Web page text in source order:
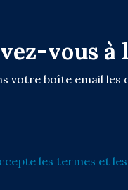
vous à
votre boîte email
les termes et